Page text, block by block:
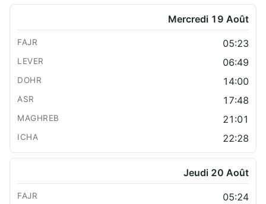
Mercredi 19 Août
05:23
06:49
14:00
17:48
21:01
22:28
Jeudi 20 Août
05:24